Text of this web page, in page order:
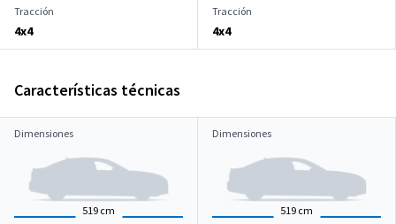
Tracción
4x4
Tracción
4x4
Características técnicas
Dimensiones
519 cm
Dimensiones
519 cm